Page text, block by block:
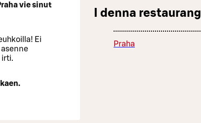
vie sinut
Ei
irti.
I denna restaurang
Praha